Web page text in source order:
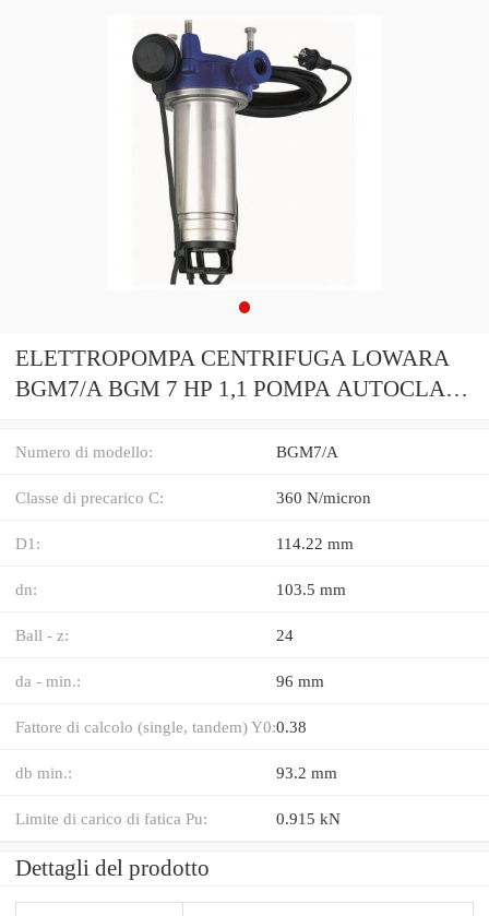
ELETTROPOMPA CENTRIFUGA LOWARA
BGM7/A BGM 7 HP 1,1 POMPA AUTOCLAVE
Numero di modello: BGM7/A
Classe di precarico C: 360 N/micron
D1: 114.22 mm
dn: 103.5 mm
Ball - z: 24
da - min.: 96 mm
Fattore di calcolo (single, tandem) Y0:0.38
db min.: 93.2 mm
Limite di carico di fatica Pu: 0.915 kN
Dettagli del prodotto